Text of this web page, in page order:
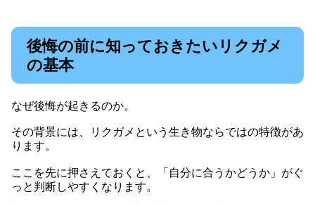
後悔の前に知っておきたいリクガメ
の基本
なぜ後悔が起きるのか。
その背景には、リクガメという生き物ならではの特徴があ
ります。
ここを先に押さえておくと、「自分に合うかどうか」がぐ
っと判断しやすくなります。